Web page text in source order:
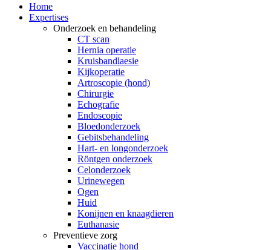
Home
Expertises
Onderzoek en behandeling
CT scan
Hernia operatie
Kruisbandlaesie
Kijkoperatie
Artroscopie (hond)
Chirurgie
Echografie
Endoscopie
Bloedonderzoek
Gebitsbehandeling
Hart- en longonderzoek
Röntgen onderzoek
Celonderzoek
Urinewegen
Ogen
Huid
Konijnen en knaagdieren
Euthanasie
Preventieve zorg
Vaccinatie hond